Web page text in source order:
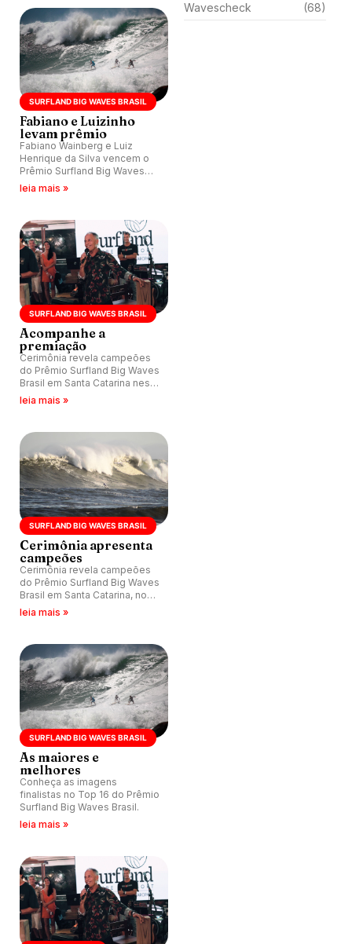
SURFLAND BIG WAVES BRASIL
Fabiano e Luizinho
levam prêmio
Fabiano Wainberg e Luiz
Henrique da Silva vencem o
Prêmio Surfland Big Waves
Brasil.
leia mais »
SURFLAND BIG WAVES BRASIL
Acompanhe a
premiação
Cerimônia revela campeões
do Prêmio Surfland Big Waves
Brasil em Santa Catarina nesta
quinta-feira (2).
leia mais »
SURFLAND BIG WAVES BRASIL
Cerimônia apresenta
campeões
Cerimônia revela campeões
do Prêmio Surfland Big Waves
Brasil em Santa Catarina, no
próximo dia 2 de setembro.
leia mais »
SURFLAND BIG WAVES BRASIL
As maiores e
melhores
Conheça as imagens
finalistas no Top 16 do Prêmio
Surfland Big Waves Brasil.
leia mais »
Wavescheck (68)